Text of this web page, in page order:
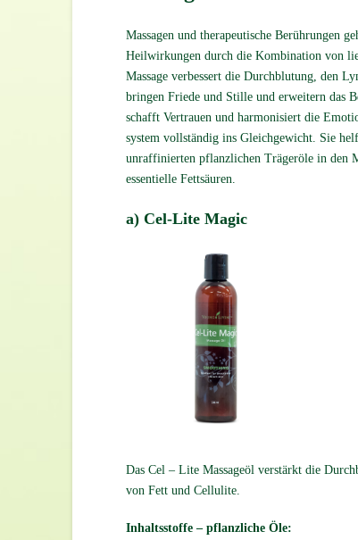
Massagen und therapeutische Berührungen
Heilwirkungen durch die Kombination von
Massage verbessert die Durchblutung, den
bringen Friede und Stille und erweitern das
schafft Vertrauen und harmonisiert die
system vollständig ins Gleich­gewicht. Sie
unraffi­nierten pflanzlichen Trägeröle in den
essentielle Fettsäuren.
a) Cel-Lite Magic
Das Cel – Lite Massageöl verstärkt die
von Fett und Cellulite.
Inhaltsstoffe – pflanzliche Öle: